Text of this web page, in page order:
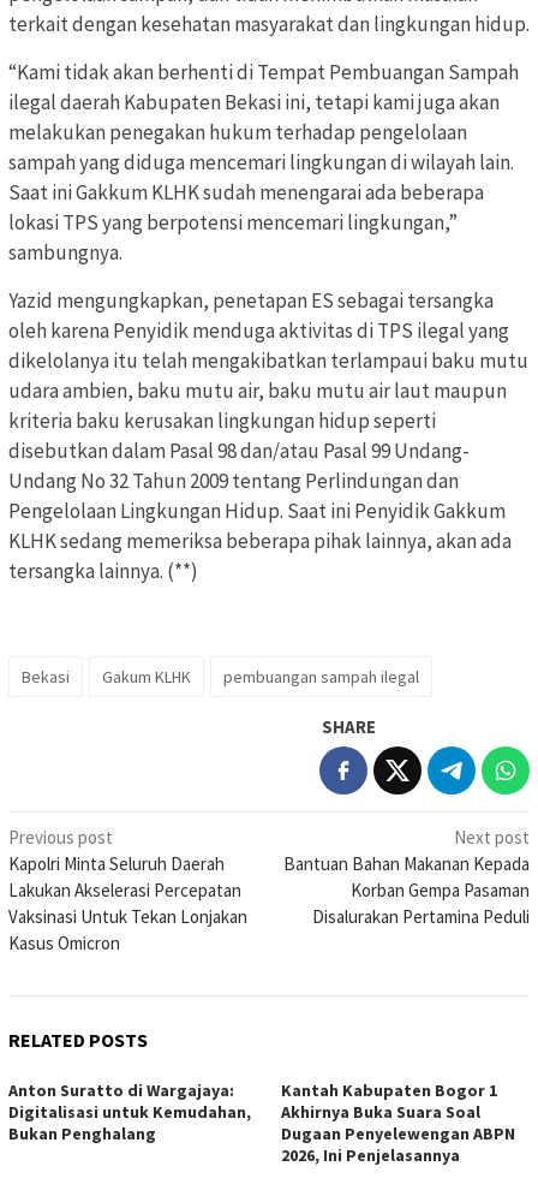
terkait dengan kesehatan masyarakat dan lingkungan hidup.
“Kami tidak akan berhenti di Tempat Pembuangan Sampah
ilegal daerah Kabupaten Bekasi ini, tetapi kami juga akan
melakukan penegakan hukum terhadap pengelolaan
sampah yang diduga mencemari lingkungan di wilayah lain.
Saat ini Gakkum KLHK sudah menengarai ada beberapa
lokasi TPS yang berpotensi mencemari lingkungan,”
sambungnya.
Yazid mengungkapkan, penetapan ES sebagai tersangka
oleh karena Penyidik menduga aktivitas di TPS ilegal yang
dikelolanya itu telah mengakibatkan terlampaui baku mutu
udara ambien, baku mutu air, baku mutu air laut maupun
kriteria baku kerusakan lingkungan hidup seperti
disebutkan dalam Pasal 98 dan/atau Pasal 99 Undang-
Undang No 32 Tahun 2009 tentang Perlindungan dan
Pengelolaan Lingkungan Hidup. Saat ini Penyidik Gakkum
KLHK sedang memeriksa beberapa pihak lainnya, akan ada
tersangka lainnya. (**)
Bekasi Gakum KLHK pembuangan sampah ilegal
SHARE
Post
navigation
Previous post
Kapolri Minta Seluruh Daerah
Lakukan Akselerasi Percepatan
Vaksinasi Untuk Tekan Lonjakan
Kasus Omicron
Next post
Bantuan Bahan Makanan Kepada
Korban Gempa Pasaman
Disalurakan Pertamina Peduli
RELATED POSTS
Anton Suratto di Wargajaya:
Digitalisasi untuk Kemudahan,
Bukan Penghalang
Kantah Kabupaten Bogor 1
Akhirnya Buka Suara Soal
Dugaan Penyelewengan ABPN
2026, Ini Penjelasannya